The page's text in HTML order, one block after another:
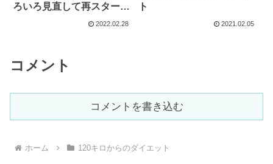
ろいろ見直して再スター
2022.02.28
ト
2021.02.05
コメント
コメントを書き込む
ホーム 120キロからのダイエット